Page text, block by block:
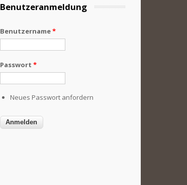
Benutzeranmeldung
Benutzername*
Passwort *
Neues Passwort anfordern